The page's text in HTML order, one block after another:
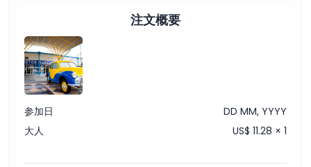
注文概要
参加日
DD MM, YYYY
大人
US$ 11.28 × 1